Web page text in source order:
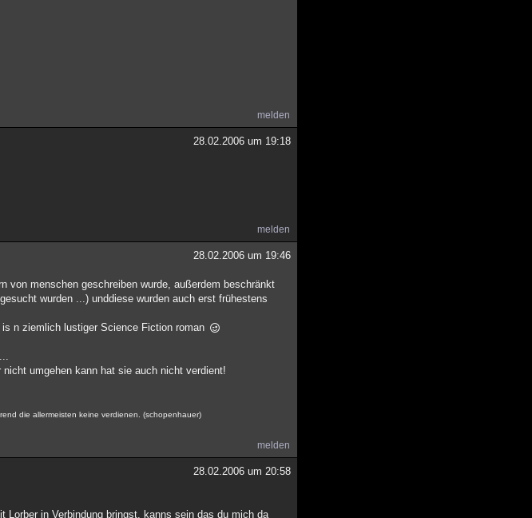
melden
28.02.2006 um 19:18
melden
28.02.2006 um 19:46
von menschen geschreiben wurde, außerdem beschränkt
wurden ...) unddiese wurden auch erst frühestens
n ziemlich lustiger Science Fiction roman
umgehen kann hat sie auch nicht verdient!
die allermeisten keine verdienen. (schopenhauer)
melden
28.02.2006 um 20:58
in Verbindung bringst, kanns sein das du mich da